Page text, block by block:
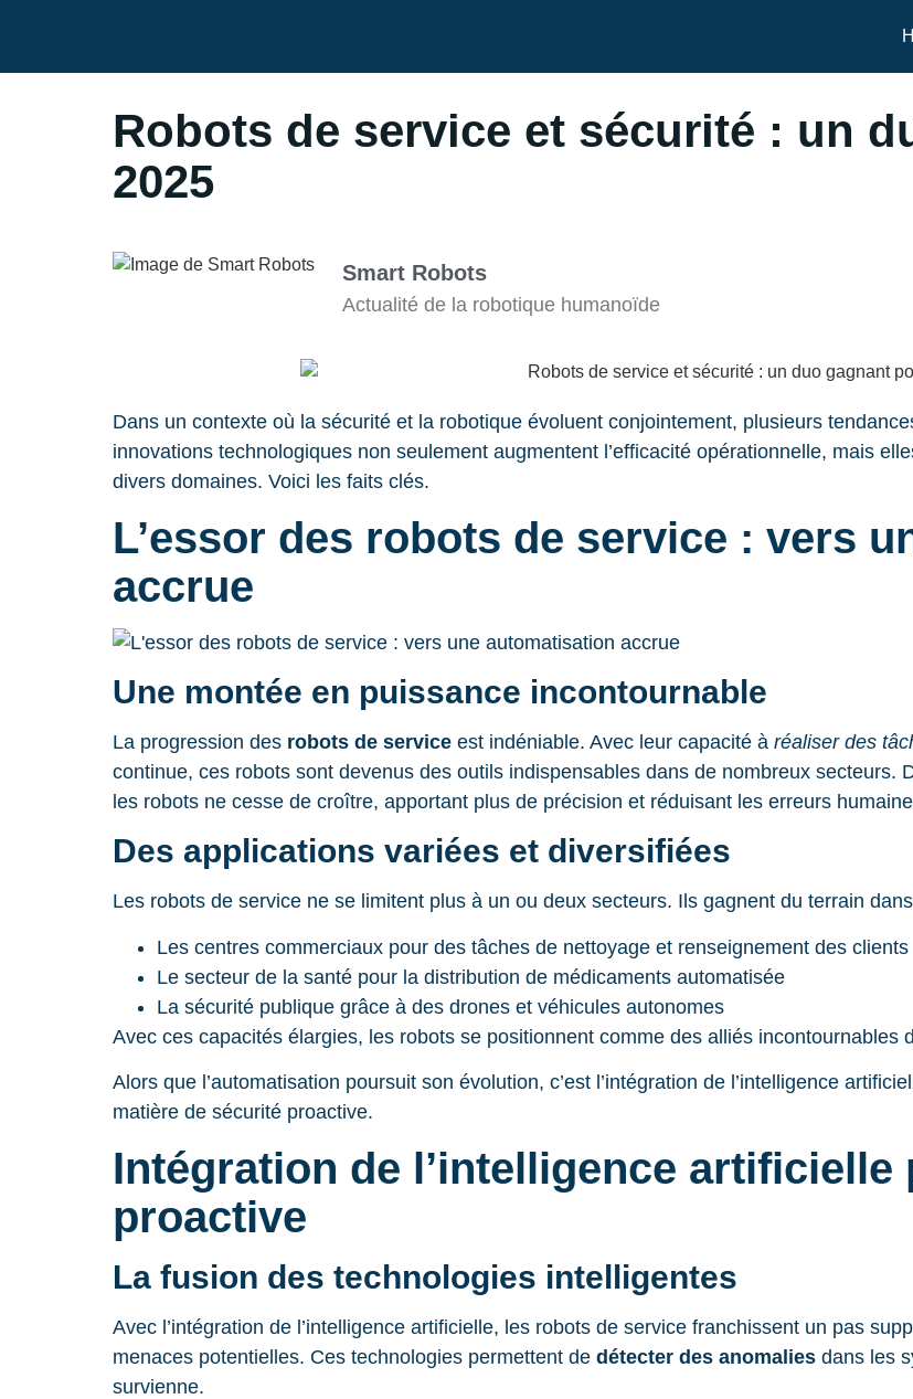
Robots de service et sécurité : un
2025
Smart Robots
Actualité de la robotique humanoïde
Dans un contexte où la sécurité et la robotique évoluent conjointement, plusieurs
innovations technologiques non seulement augmentent l’efficacité opérationnelle, mais
divers domaines. Voici les faits clés.
L’essor des robots de service : vers
accrue
Une montée en puissance incontournable
La progression des robots de service est indéniable. Avec leur capacité à réaliser des
continue, ces robots sont devenus des outils indispensables dans de nombreux secteurs.
les robots ne cesse de croître, apportant plus de précision et réduisant les erreurs
Des applications variées et diversifiées
Les robots de service ne se limitent plus à un ou deux secteurs. Ils gagnent du terrain
Les centres commerciaux pour des tâches de nettoyage et renseignement des clients
Le secteur de la santé pour la distribution de médicaments automatisée
La sécurité publique grâce à des drones et véhicules autonomes
Avec ces capacités élargies, les robots se positionnent comme des alliés incontournables
Alors que l’automatisation poursuit son évolution, c’est l’intégration de l’intelligence
matière de sécurité proactive.
Intégration de l’intelligence artificielle
proactive
La fusion des technologies intelligentes
Avec l’intégration de l’intelligence artificielle, les robots de service franchissent un pas
menaces potentielles. Ces technologies permettent de détecter des anomalies dans les
survienne.